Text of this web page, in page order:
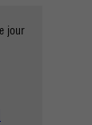
jour